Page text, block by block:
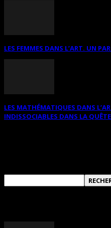
LES FEMMES DANS L’ART. UN
LES MATHÉMATIQUES DANS
INDISSOCIABLES DANS LA